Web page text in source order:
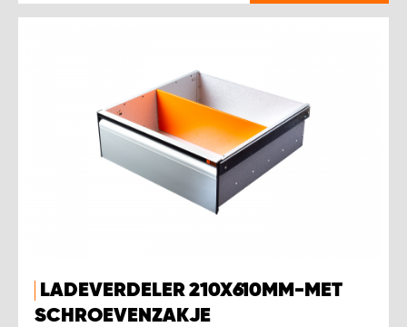
LADEVERDELER 210X610MM-MET
SCHROEVENZAKJE